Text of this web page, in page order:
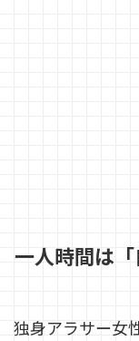
一人時間は「
独身アラサー女